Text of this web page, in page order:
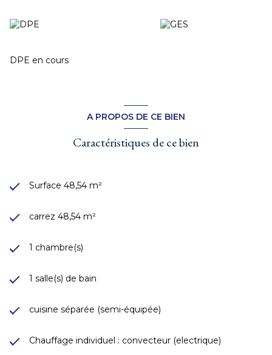
DPE en cours
A PROPOS DE CE BIEN
Caractéristiques de ce bien
Surface 48,54 m²
carrez 48,54 m²
1 chambre(s)
1 salle(s) de bain
cuisine séparée (semi-équipée)
Chauffage individuel : convecteur (electrique)